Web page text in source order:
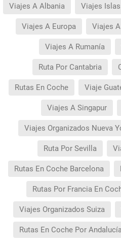
Viajes A Albania Viajes
Viajes A Europa Viajes
Viajes A Rumanía
Ruta Por Cantabria
Rutas En Coche Viaje
Viajes A Singapur
Viajes Organizados Nueva
Ruta Por Sevilla
Rutas En Coche Barcelona
Rutas Por Francia En
Viajes Organizados Suiza
Rutas En Coche Por